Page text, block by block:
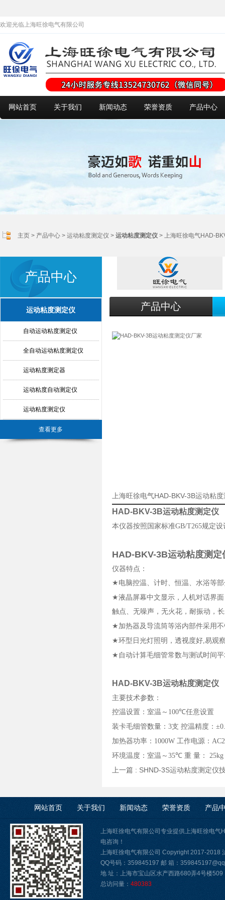
欢迎光临上海旺徐电气有限公司
网站首页 关于我们 新闻动态 荣誉资质 产品中心
主页 > 产品中心 > 运动粘度测定仪 > 运动粘度测定仪 > 上海旺徐电气HAD-
产品中心
运动粘度测定仪
自动运动粘度测定仪
全自动运动粘度测定仪
运动粘度测定器
运动粘度自动测定仪
运动粘度测定仪
查看更多
产品中心
上海旺徐电气HAD-BKV-3B运动粘
HAD-BKV-3B运动粘度测定仪
本仪器按照国家标准GB/T265规定设
HAD-BKV-3B运动粘度测定
仪器特点：
★ 电脑控温、计时、恒温、水浴等
★液晶屏幕中文显示，人机对话界
触点、无噪声，无火花，耐振动，
★ 加热器及导流筒等浴内部件采用
★环型日光灯照明，透视度好,易观
★ 自动计算毛细管常数与测试时间
HAD-BKV-3B运动粘度测定仪
主要技术参数：
控温设置：室温～ 100℃任意设置
装卡毛细管数量： 3支 控温精度：
加热器功率： 1000W 工作电源：
环境温度：室温～ 35℃ 重 量： 25kg
上一篇 : SHND-3S运动粘度测定仪
网站首页 关于我们 新闻动态 荣誉资质 产品
上海旺徐电气有限公司专业提供上海旺徐电气
电咨询！
上海旺徐电气有限公司 Copyright 2017-2018
QQ号码：359845197 邮 箱：
地 址：上海市宝山区水产西路680弄4号楼509
总访问量： 480383